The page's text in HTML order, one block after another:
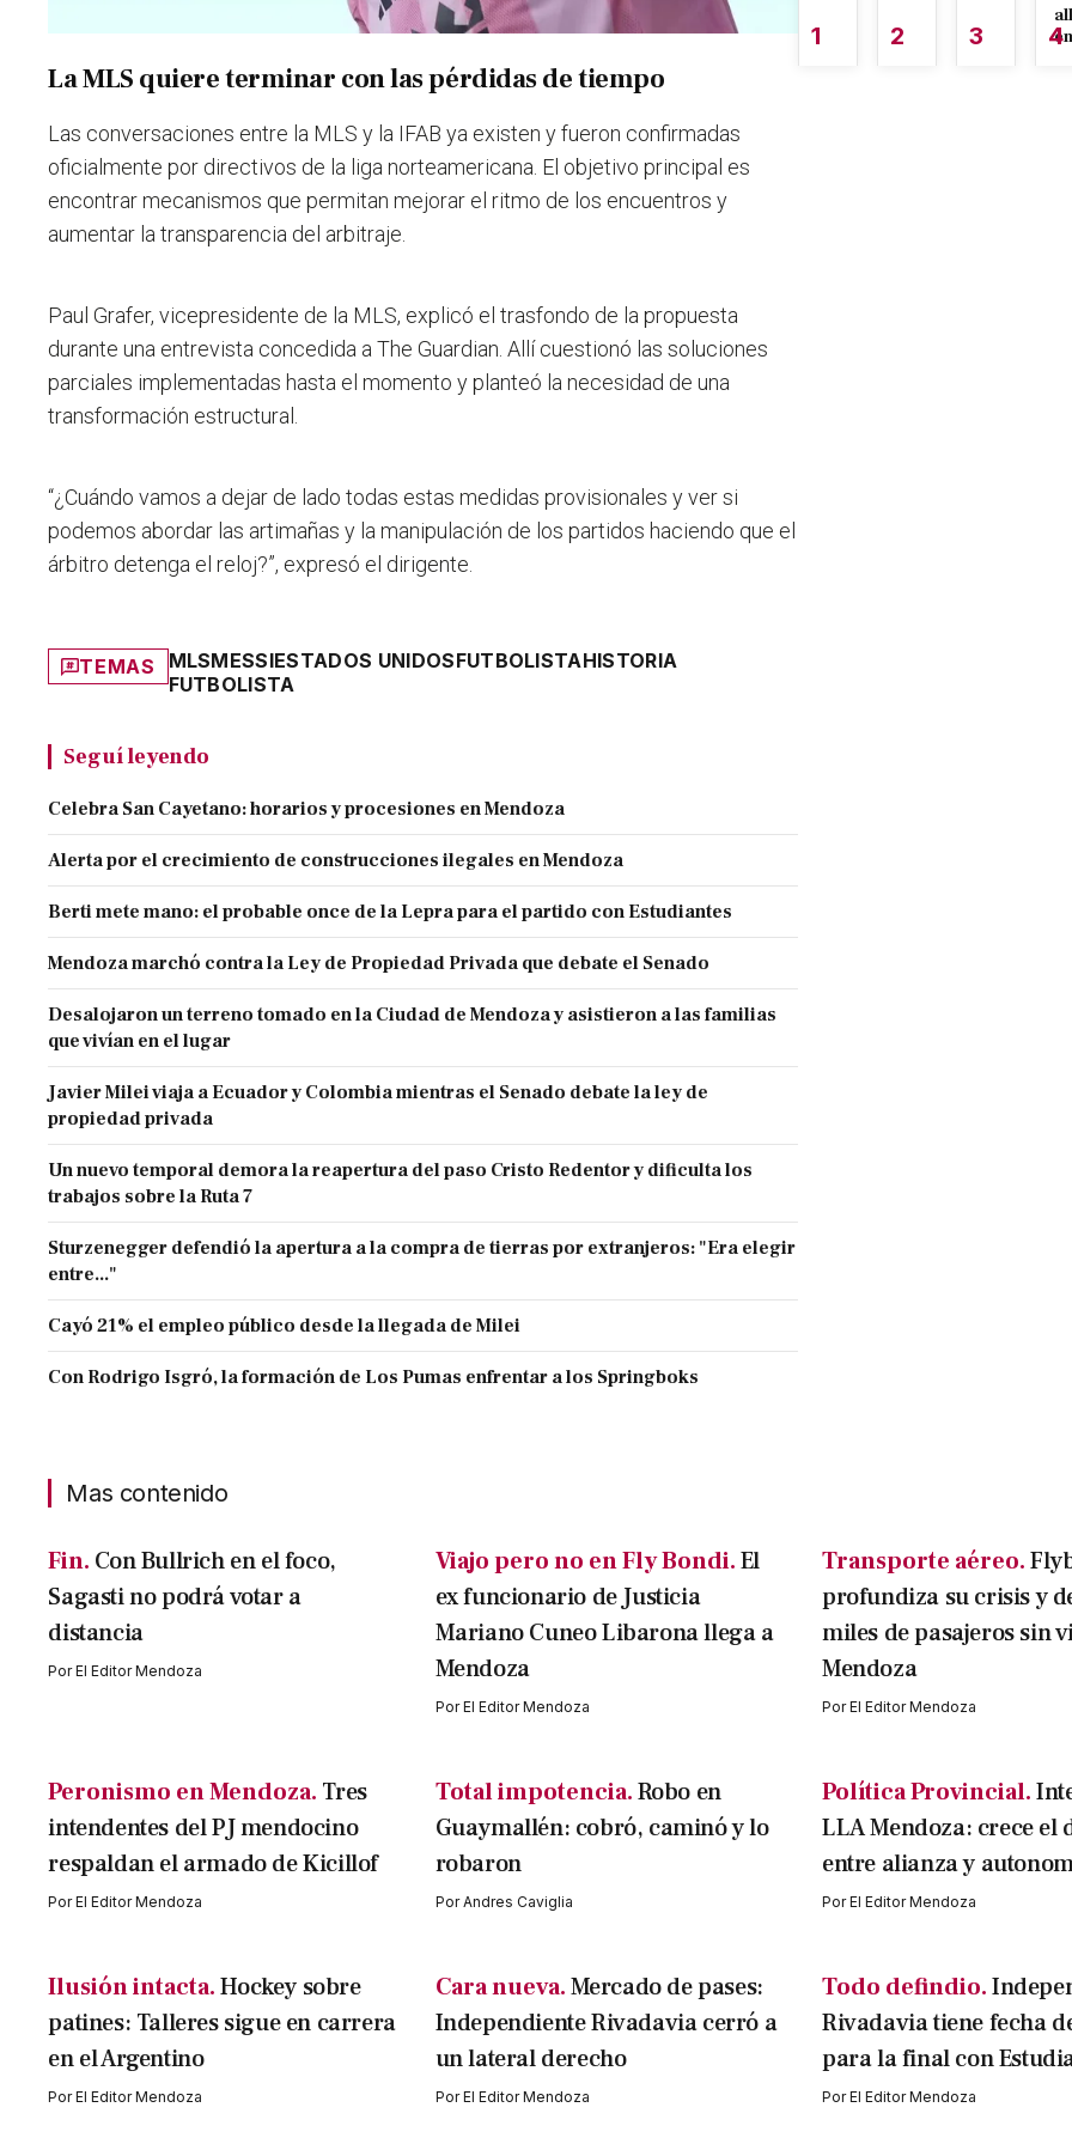
La MLS quiere terminar con las pérdidas de tiempo
Las conversaciones entre la MLS y la IFAB ya existen y fueron confirmadas
oficialmente por directivos de la liga norteamericana. El objetivo principal es
encontrar mecanismos que permitan mejorar el ritmo de los encuentros y
aumentar la transparencia del arbitraje.
Paul Grafer, vicepresidente de la MLS, explicó el trasfondo de la propuesta
durante una entrevista concedida a The Guardian. Allí cuestionó las soluciones
parciales implementadas hasta el momento y planteó la necesidad de una
transformación estructural.
“¿Cuándo vamos a dejar de lado todas estas medidas provisionales y ver si
podemos abordar las artimañas y la manipulación de los partidos haciendo que el
árbitro detenga el reloj?”, expresó el dirigente.
TEMAS MLSMESSIESTADOS UNIDOSFUTBOLISTAHISTORIA
FUTBOLISTA
Seguí leyendo
Celebra San Cayetano: horarios y procesiones en Mendoza
Alerta por el crecimiento de construcciones ilegales en Mendoza
Berti mete mano: el probable once de la Lepra para el partido con Estudiantes
Mendoza marchó contra la Ley de Propiedad Privada que debate el Senado
Desalojaron un terreno tomado en la Ciudad de Mendoza y asistieron a las familias
que vivían en el lugar
Javier Milei viaja a Ecuador y Colombia mientras el Senado debate la ley de
propiedad privada
Un nuevo temporal demora la reapertura del paso Cristo Redentor y dificulta los
trabajos sobre la Ruta 7
Sturzenegger defendió la apertura a la compra de tierras por extranjeros: "Era elegir
entre..."
Cayó 21% el empleo público desde la llegada de Milei
Con Rodrigo Isgró, la formación de Los Pumas enfrentar a los Springboks
1 2 3
all
én
4
Mas contenido
Fin. Con Bullrich en el foco,
Sagasti no podrá votar a
distancia
PorEl Editor Mendoza
Viajo pero no en Fly Bondi.El
ex funcionario de Justicia
Mariano Cuneo Libarona llega a
Mendoza
PorEl Editor Mendoza
Transporte aéreo.
profundiza su crisis y
miles de pasajeros sin
Mendoza
PorEl Editor Mendoza
Peronismo en Mendoza. Tres
intendentes del PJ mendocino
respaldan el armado de Kicillof
PorEl Editor Mendoza
Total impotencia.Robo en
Guaymallén: cobró, caminó y lo
robaron
PorAndres Caviglia
Política Provincial.
LLA Mendoza: crece el
entre alianza y
PorEl Editor Mendoza
Ilusión intacta. Hockey sobre
patines: Talleres sigue en carrera
en el Argentino
PorEl Editor Mendoza
Cara nueva.Mercado de pases:
Independiente Rivadavia cerró a
un lateral derecho
PorEl Editor Mendoza
Todo defindio.
Rivadavia tiene fecha
para la final con
PorEl Editor Mendoza